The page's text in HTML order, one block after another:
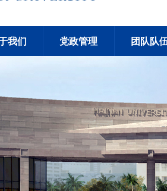
我们 党政管理 团队队